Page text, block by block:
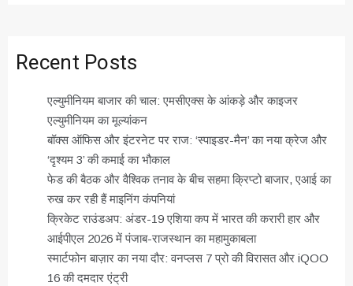
Recent Posts
एल्युमीनियम बाजार की चाल: एमसीएक्स के आंकड़े और काइजर
एल्युमीनियम का मूल्यांकन
बॉक्स ऑफिस और इंटरनेट पर राज: ‘स्पाइडर-मैन’ का नया क्रेज और
‘दृश्यम 3’ की कमाई का भौकाल
फेड की बैठक और वैश्विक तनाव के बीच सहमा क्रिप्टो बाजार, एआई का
रुख कर रही हैं माइनिंग कंपनियां
क्रिकेट राउंडअप: अंडर-19 एशिया कप में भारत की करारी हार और
आईपीएल 2026 में पंजाब-राजस्थान का महामुकाबला
स्मार्टफोन बाज़ार का नया दौर: वनप्लस 7 प्रो की विरासत और iQOO
16 की दमदार एंट्री